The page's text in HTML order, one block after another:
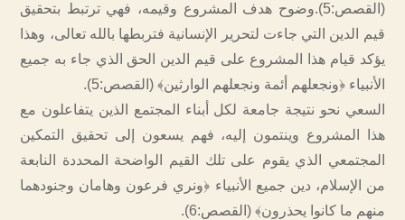
(القصص:5).وضوح هدف المشروع وقيمه، فهي ترتبط بتحقيق
قيم الدين التي جاءت لتحرير الإنسانية فتربطها بالله تعالى، وهذا
يؤكد قيام هذا المشروع على قيم الدين الحق الذي جاء به جميع
الأنبياء ﴿ونجعلهم أئمة ونجعلهم الوارثين﴾ (القصص:5).
السعي نحو نتيجة جامعة لكل أبناء المجتمع الذين يتفاعلون مع
هذا المشروع وينتمون إليه، فهم يسعون إلى تحقيق التمكين
المجتمعي الذي يقوم على تلك القيم الواضحة المحددة النابعة
من الإسلام، دين جميع الأنبياء ﴿ونري فرعون وهامان وجنودهما
منهم ما كانوا يحذرون﴾ (القصص:6).